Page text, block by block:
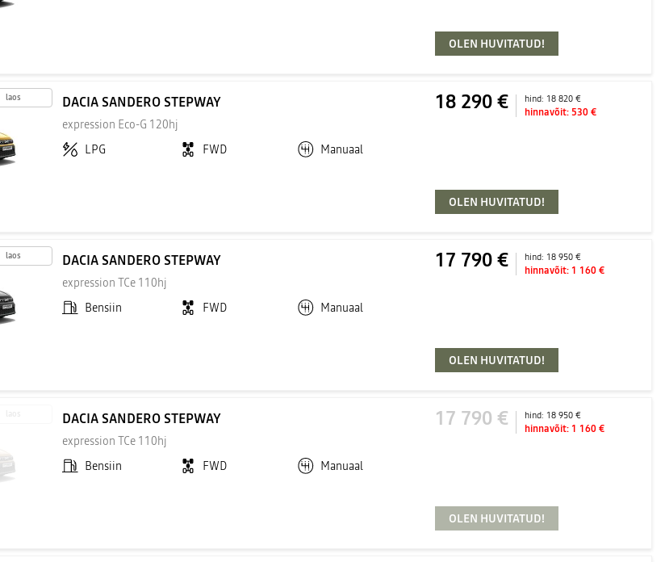
OLEN HUVITATUD!
laos DACIA SANDERO STEPWAY
expression Eco-G 120hj
18 290 € hind: 18 820 €
hinnavõit:530 €
LPG FWD Manuaal
OLEN HUVITATUD!
laos DACIA SANDERO STEPWAY
expression TCe 110hj
17 790 € hind: 18 950 €
hinnavõit: 1 160 €
Bensiin FWD Manuaal
OLEN HUVITATUD!
DACIA SANDERO STEPWAY
expression TCe 110hj
17 790 € hind: 18 950 €
hinnavõit: 1 160 €
Bensiin FWD Manuaal
OLEN HUVITATUD!